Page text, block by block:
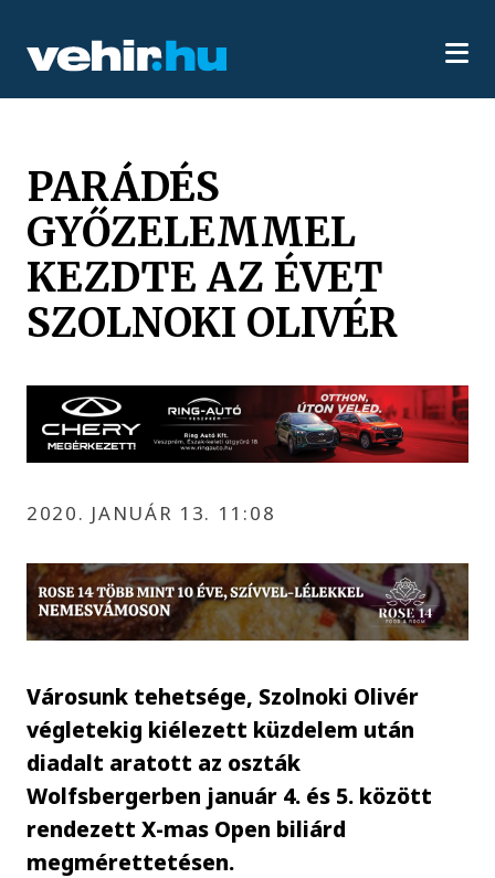
PARÁDÉS
GYŐZELEMMEL
KEZDTE AZ ÉVET
SZOLNOKI OLIVÉR
2020. JANUÁR 13. 11:08
Városunk tehetsége, Szolnoki Olivér
végletekig kiélezett küzdelem után
diadalt aratott az oszták
Wolfsbergerben január 4. és 5. között
rendezett X-mas Open biliárd
megmérettetésen.